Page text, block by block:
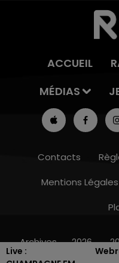
Live :
ACCUEIL
MÉDIAS
Contacts
Mentions Légales
Archives 2026